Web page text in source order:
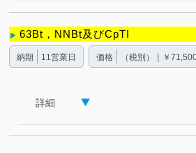
63Bt，NNBt及びCpTI
納期 11営業日 価格 （税別）｜￥
詳細